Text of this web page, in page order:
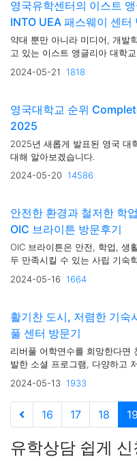
영국유학센터의 이스트
INTO UEA 패스웨이 센터
약대 뿐만 아니라 미디어, 개발
고 있는 이스트 앵글리아 대학
2024-05-21
1818
영국대학교 순위
2025
2025년 새롭게 발표된 영국 대
대해 알아보겠습니다.
2024-05-20 14586
안전한 환경과 철저한 학
OIC 브라이튼 방문후기
OIC 브라이튼은 안전, 학업, 생
두 만족시킬 수 있는 사립 기숙
2024-05-16 1664
활기찬 도시, 저렴한 기숙
풀 센터 방문기
리버풀 어학연수를 희망한다면
발한 소셜 프로그램, 다양하고
2024-05-13 1933
16 17 18 19
유학상담 쉽게 신